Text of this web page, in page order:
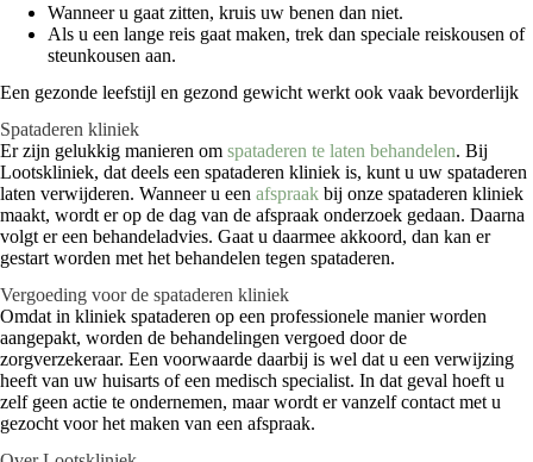
Wanneer u gaat zitten, kruis uw benen dan niet.
Als u een lange reis gaat maken, trek dan speciale reiskousen of
steunkousen aan.
Een gezonde leefstijl en gezond gewicht werkt ook vaak bevorderlijk
Spataderen kliniek
Er zijn gelukkig manieren om spataderen te laten behandelen. Bij
Lootskliniek, dat deels een spataderen kliniek is, kunt u uw spataderen
laten verwijderen. Wanneer u een afspraak bij onze spataderen kliniek
maakt, wordt er op de dag van de afspraak onderzoek gedaan. Daarna
volgt er een behandeladvies. Gaat u daarmee akkoord, dan kan er
gestart worden met het behandelen tegen spataderen.
Vergoeding voor de spataderen kliniek
Omdat in kliniek spataderen op een professionele manier worden
aangepakt, worden de behandelingen vergoed door de
zorgverzekeraar. Een voorwaarde daarbij is wel dat u een verwijzing
heeft van uw huisarts of een medisch specialist. In dat geval hoeft u
zelf geen actie te ondernemen, maar wordt er vanzelf contact met u
gezocht voor het maken van een afspraak.